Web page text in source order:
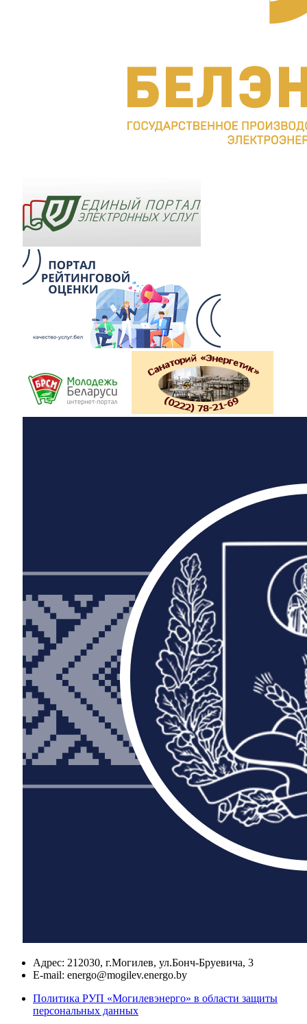
Адрес: 212030, г.Могилев, ул.Бонч-Бруевича, 3
E-mail: energo@mogilev.energo.by
Политика РУП «Могилевэнерго» в области защиты
персональных данных